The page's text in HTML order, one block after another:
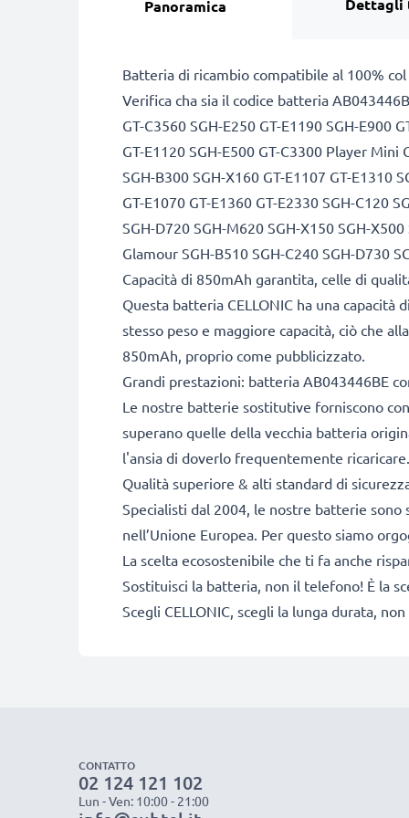
Panoramica Dettagli
Batteria di ricambio compatibile al 100%
Verifica cha sia il codice batteria
GT-C3560 SGH-E250 GT-E1190 SGH-E900
GT-E1120 SGH-E500 GT-C3300 Player Mini
SGH-B300 SGH-X160 GT-E1107 GT-E1310
GT-E1070 GT-E1360 GT-E2330 SGH-C120
SGH-D720 SGH-M620 SGH-X150 SGH-
Glamour SGH-B510 SGH-C240 SGH-D730
Capacità di 850mAh garantita, celle di
Questa batteria CELLONIC ha una
stesso peso e maggiore capacità, ciò che
850mAh, proprio come pubblicizzato.
Grandi prestazioni: batteria AB043446BE
Le nostre batterie sostitutive forniscono
superano quelle della vecchia batteria
l'ansia di doverlo frequentemente ricaricare.
Qualità superiore & alti standard di
Specialisti dal 2004, le nostre batterie
nell’Unione Europea. Per questo siamo
La scelta ecosostenibile che ti fa anche
Sostituisci la batteria, non il telefono! È la
Scegli CELLONIC, scegli la lunga durata,
CONTATTO
02 124 121 102
Lun - Ven: 10:00 - 21:00